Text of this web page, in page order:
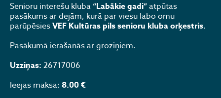
Senioru interešu kluba“Labākie gadi”atpūtas
pasākums ar dejām, kurā par viesu labo omu
parūpēsiesVEF Kultūras pils senioru kluba orķestris.
Pasākumā ierašanās ar groziņiem.
Uzziņas: 26717006
Ieejas maksa: 8.00 €